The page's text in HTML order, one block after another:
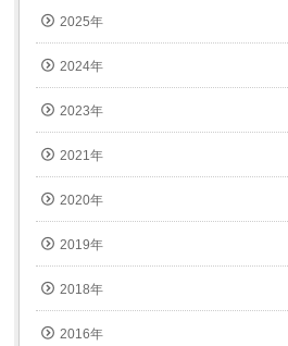
2025年
2024年
2023年
2021年
2020年
2019年
2018年
2016年